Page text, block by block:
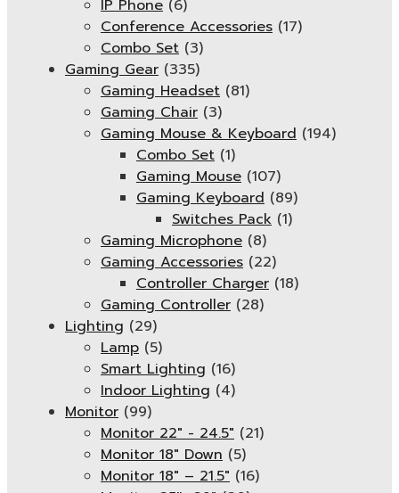
IP Phone (6)
Conference Accessories (17)
Combo Set (3)
Gaming Gear (335)
Gaming Headset (81)
Gaming Chair (3)
Gaming Mouse & Keyboard (194)
Combo Set (1)
Gaming Mouse (107)
Gaming Keyboard (89)
Switches Pack (1)
Gaming Microphone (8)
Gaming Accessories (22)
Controller Charger (18)
Gaming Controller (28)
Lighting (29)
Lamp (5)
Smart Lighting (16)
Indoor Lighting (4)
Monitor (99)
Monitor 22" - 24.5" (21)
Monitor 18" Down (5)
Monitor 18″ – 21.5″ (16)